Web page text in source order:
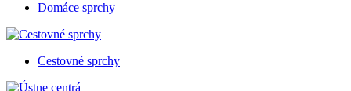
Domáce sprchy
Cestovné sprchy